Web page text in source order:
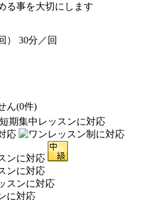
る事を大切にします
） 30分／回
ん(0件)